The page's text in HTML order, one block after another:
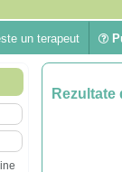
un terapeut
Rezultate